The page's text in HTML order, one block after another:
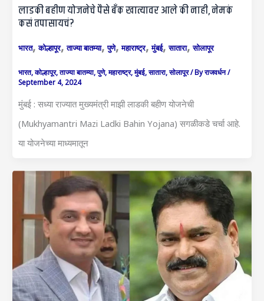
लाडकी बहीण योजनेचे पैसे बँक खात्यावर आले की नाही, नेमकं
कसं तपासायचं?
भारत,कोल्हापूर,ताज्या बातम्या,पुणे,महाराष्ट्र,मुंबई,सातारा,सोलापूर
भारत,कोल्हापूर,ताज्या बातम्या,पुणे,महाराष्ट्र,मुंबई,सातारा,सोलापूर/ Byराजवर्धन/
September 4, 2024
मुंबई : सध्या राज्यात मुख्यमंत्री माझी लाडकी बहीण योजनेची
(Mukhyamantri Mazi Ladki Bahin Yojana) सगळीकडे चर्चा आहे.
या योजनेच्या माध्यमातून